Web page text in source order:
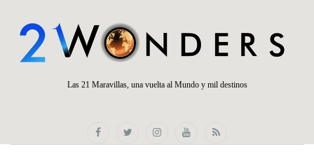
Las 21 Maravillas, una vuelta al Mundo y mil destinos